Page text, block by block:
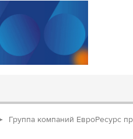
Группа компаний ЕвроРесурс